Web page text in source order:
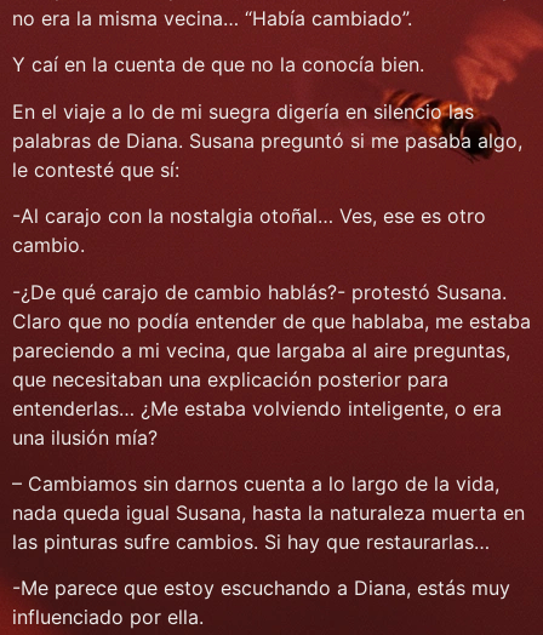
no era la misma vecina… “Había cambiado”.
Y caí en la cuenta de que no la conocía bien.
En el viaje a lo de mi suegra digería en silencio las
palabras de Diana. Susana preguntó si me pasaba algo,
le contesté que sí:
-Al carajo con la nostalgia otoñal… Ves, ese es otro
cambio.
-¿De qué carajo de cambio hablás?- protestó Susana.
Claro que no podía entender de que hablaba, me estaba
pareciendo a mi vecina, que largaba al aire preguntas,
que necesitaban una explicación posterior para
entenderlas… ¿Me estaba volviendo inteligente, o era
una ilusión mía?
– Cambiamos sin darnos cuenta a lo largo de la vida,
nada queda igual Susana, hasta la naturaleza muerta en
las pinturas sufre cambios. Si hay que restaurarlas…
-Me parece que estoy escuchando a Diana, estás muy
influenciado por ella.